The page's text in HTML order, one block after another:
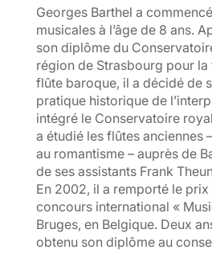
Georges Barthel a
musicales à l’âge de 8 ans.
son diplôme du
région de Strasbourg pour
flûte baroque, il a décidé de
pratique historique de
intégré le Conservatoire
a étudié les flûtes anciennes
au romantisme – auprès de
de ses assistants Frank
En 2002, il a remporté le
concours international «
Bruges, en Belgique. Deux
obtenu son diplôme au